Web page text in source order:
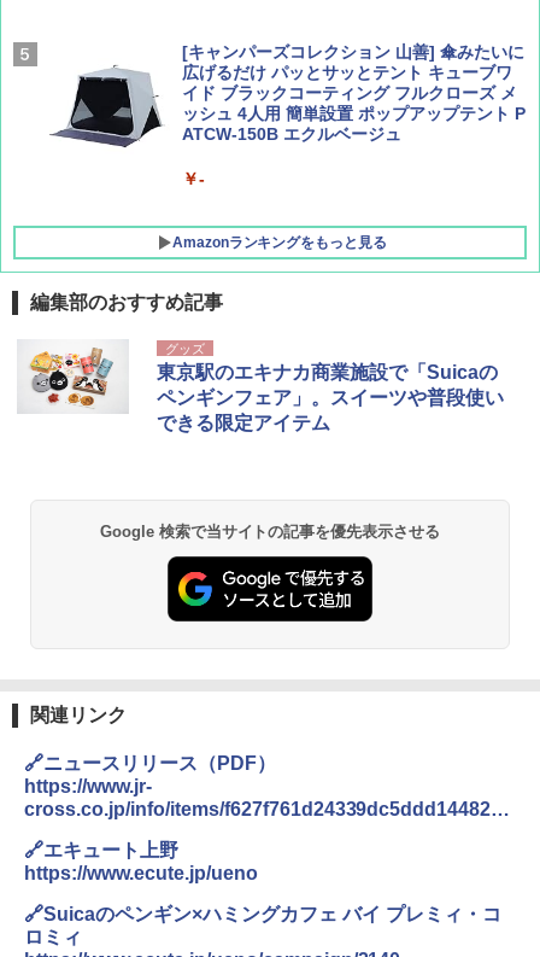
[キャンパーズコレクション 山善] 傘みたいに
広げるだけ パッとサッとテント キューブワ
イド ブラックコーティング フルクローズ メ
ッシュ 4人用 簡単設置 ポップアップテント P
ATCW-150B エクルベージュ
￥-
Amazonランキングをもっと見る
GRANDOOR ステンレス保冷剤 2個セット 2
026リニューアル 急速冷凍 空間倍増 衛生的
コンパクト 保冷力長持ち
￥2,980
BUNDOK(バンドック)ソロ ドーム 1 EX BDK
レーム ドーム型 テント
￥14,800
DEWEL パラソル 大型 ビーチ アウトドアパ
￥6,459
0ml（連続噴射30秒）110ml（連続噴射15
秒）射程5～10m 安全ロック搭載 携帯収納袋
付き ヒグマ・イノシシ対策 自治体・教育機
関の購入実績 登山・キャンプ・アウトドア・
防災用品 長期保存可能 緊急時用 日本国内発
編集部のおすすめ記事
グッズ
東京駅のエキナカ商業施設で「Suicaの
ペンギンフェア」。スイーツや普段使い
できる限定アイテム
Google 検索で当サイトの記事を優先表示させる
関連リンク
🔗ニュースリリース（PDF）
https://www.jr-
cross.co.jp/info/items/f627f761d24339dc5ddd1448236
🔗エキュート上野
https://www.ecute.jp/ueno
🔗Suicaのペンギン×ハミングカフェ バイ プレミィ・コ
ロミィ